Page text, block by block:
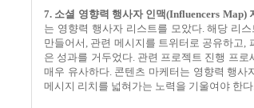
7. 소셜 영향력 행사자 인맥(Influencers Map)
는 영향력 행사자 리스트를 모았다.해당 리
만들어서 , 관련 메시지를 트위터로 공유하고,
은 성과를 거두었다. 관련 프로젝트 진행 프로
매우 유사하다. 콘텐츠 마케터는 영향력 행사
메시지 리치를 넓혀가는 노력을 기울여야 한다